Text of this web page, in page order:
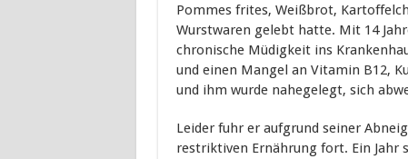
Pommes frites, Weißbrot,
Wurstwaren gelebt hatte. Mit 14
chronische Müdigkeit ins
und einen Mangel an Vitamin B12,
und ihm wurde nahegelegt, sich
Leider fuhr er aufgrund seiner
restriktiven Ernährung fort. Ein Jahr